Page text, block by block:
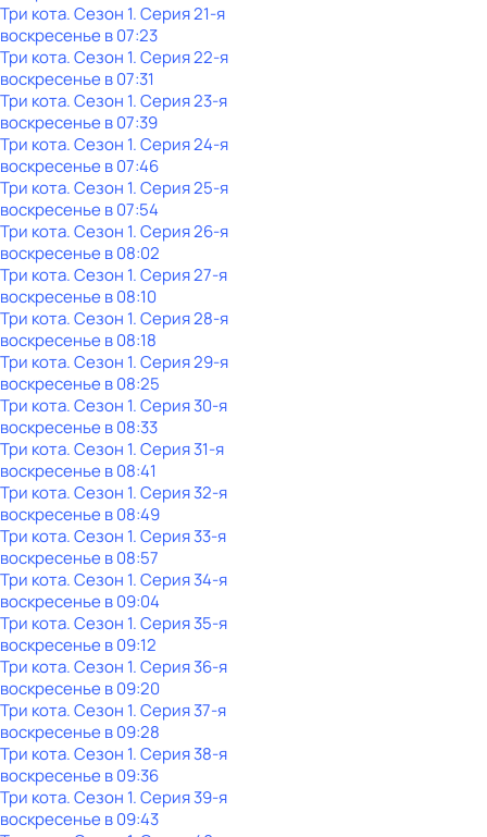
Три кота. Сезон 1. Серия 21-я
воскресенье в07:23
Три кота. Сезон 1. Серия 22-я
воскресенье в07:31
Три кота. Сезон 1. Серия 23-я
воскресенье в07:39
Три кота. Сезон 1. Серия 24-я
воскресенье в07:46
Три кота. Сезон 1. Серия 25-я
воскресенье в07:54
Три кота. Сезон 1. Серия 26-я
воскресенье в08:02
Три кота. Сезон 1. Серия 27-я
воскресенье в08:10
Три кота. Сезон 1. Серия 28-я
воскресенье в08:18
Три кота. Сезон 1. Серия 29-я
воскресенье в08:25
Три кота. Сезон 1. Серия 30-я
воскресенье в08:33
Три кота. Сезон 1. Серия 31-я
воскресенье в08:41
Три кота. Сезон 1. Серия 32-я
воскресенье в08:49
Три кота. Сезон 1. Серия 33-я
воскресенье в08:57
Три кота. Сезон 1. Серия 34-я
воскресенье в09:04
Три кота. Сезон 1. Серия 35-я
воскресенье в09:12
Три кота. Сезон 1. Серия 36-я
воскресенье в09:20
Три кота. Сезон 1. Серия 37-я
воскресенье в09:28
Три кота. Сезон 1. Серия 38-я
воскресенье в09:36
Три кота. Сезон 1. Серия 39-я
воскресенье в09:43